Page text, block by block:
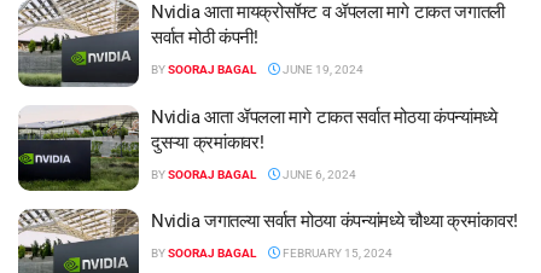
Nvidia आता मायक्रोसॉफ्ट व ॲपलला मागे टाकत जगातली
सर्वात मोठी कंपनी!
BYSOORAJ BAGAL JUNE 19, 2024
Nvidia आता ॲपलला मागे टाकत सर्वात मोठया कंपन्यांमध्ये
दुसऱ्या क्रमांकावर!
BYSOORAJ BAGAL JUNE 6, 2024
Nvidia जगातल्या सर्वात मोठया कंपन्यांमध्ये चौथ्या क्रमांकावर!
BYSOORAJ BAGAL FEBRUARY 15, 2024